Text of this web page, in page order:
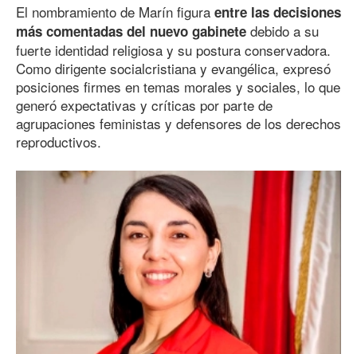
El nombramiento de Marín figura entre las decisiones
más comentadas del nuevo gabinete debido a su
fuerte identidad religiosa y su postura conservadora.
Como dirigente socialcristiana y evangélica, expresó
posiciones firmes en temas morales y sociales, lo que
generó expectativas y críticas por parte de
agrupaciones feministas y defensores de los derechos
reproductivos.